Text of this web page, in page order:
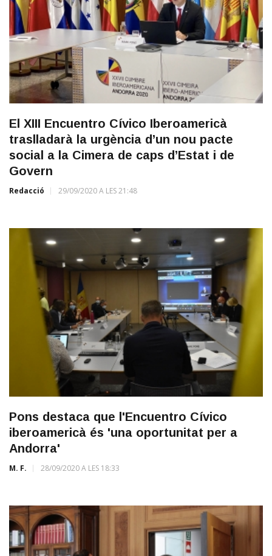
El XIII Encuentro Cívico Iberoamericà
traslladarà la urgència d’un nou pacte
social a la Cimera de caps d’Estat i de
Govern
Redacció 29/09/2020 A LES 21:48
Pons destaca que l'Encuentro Cívico
iberoamericà és 'una oportunitat per a
Andorra'
M. F. 28/09/2020 A LES 18:33